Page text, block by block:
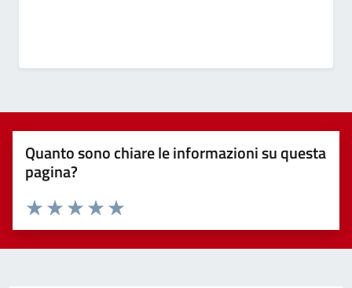
Quanto sono chiare le informazioni su questa
pagina?
Valuta 5 stelle su 5
Valuta 4 stelle su 5
Valuta 3 stelle su 5
Valuta 2 stelle su 5
Valuta 1 stelle su 5